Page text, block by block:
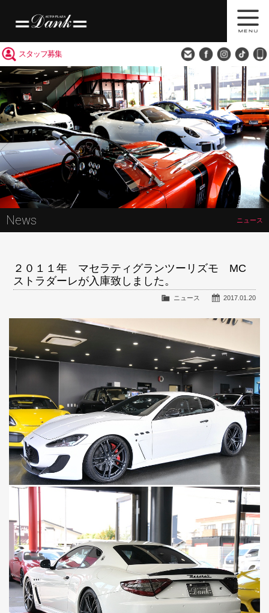
スタッフ募集
News ニュース
２０１１年 マセラティグランツーリズモ MC
ストラダーレが入庫致しました。
2017.01.20
ニュース